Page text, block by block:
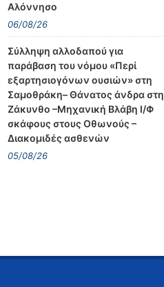
Αλόννησο
06/08/26
Σύλληψη αλλοδαπού για
παράβαση του νόμου «Περί
εξαρτησιογόνων ουσιών» στη
Σαμοθράκη– Θάνατος άνδρα στη
Ζάκυνθο –Μηχανική Βλάβη Ι/Φ
σκάφους στους Οθωνούς –
Διακομιδές ασθενών
05/08/26